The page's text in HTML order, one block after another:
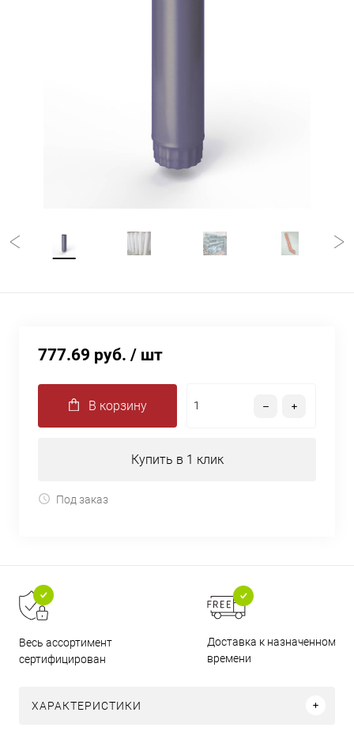
777.69 руб. / шт
В корзину
Купить в 1 клик
Под заказ
Весь ассортимент
сертифицирован
Доставка к назначенному
времени
ХАРАКТЕРИСТИКИ